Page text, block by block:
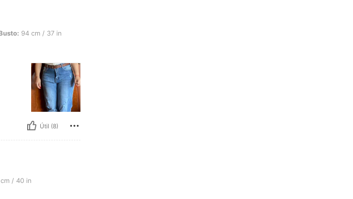
79 cm / 31 in, Forma del cuerpo: Triángulo, Caderas: 100 cm / 39 in, Color: Azul lavado medio, Talla: XL
94 cm / 37 in
Útil (8)
cm / 36 in, Cintura: 95 cm / 37 in, Color: Azul lavado medio, Talla: XXL
cm / 40 in